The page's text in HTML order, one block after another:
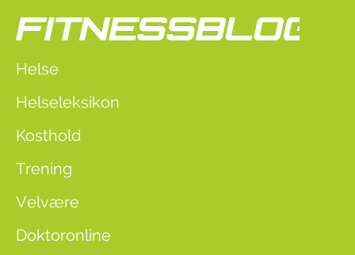
Helse
Helseleksikon
Kosthold
Trening
Velvære
Doktoronline